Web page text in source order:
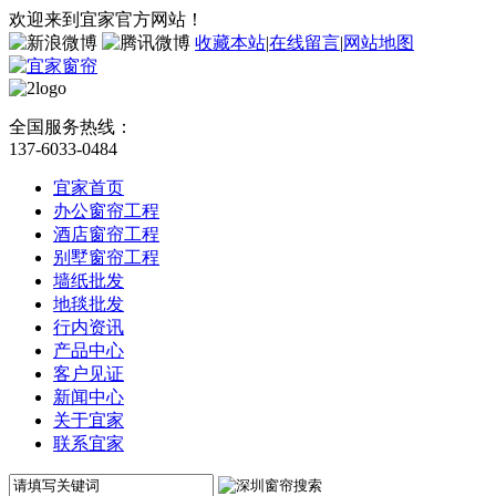
欢迎来到宜家官方网站！
收藏本站|在线留言|网站地图
全国服务热线：
137-6033-0484
宜家首页
办公窗帘工程
酒店窗帘工程
别墅窗帘工程
墙纸批发
地毯批发
行内资讯
产品中心
客户见证
新闻中心
关于宜家
联系宜家